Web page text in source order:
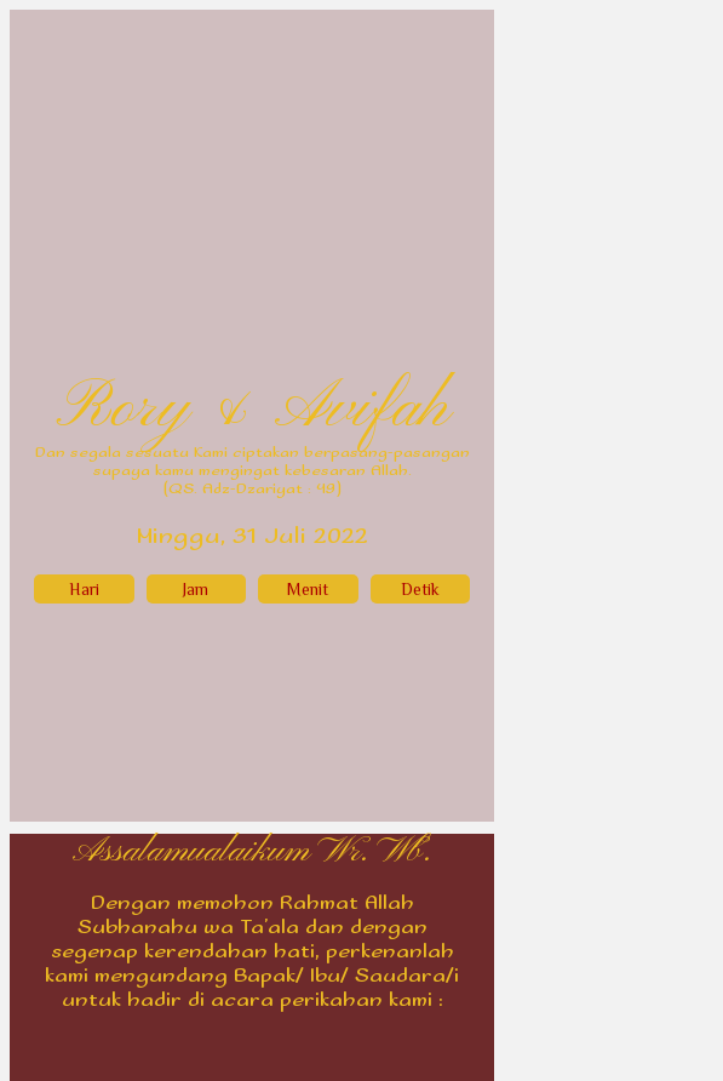
Rory & Avifah
Dan segala sesuatu Kami ciptakan berpasang-pasangan
supaya kamu mengingat kebesaran Allah.
(QS. Adz-Dzariyat : 49)
Minggu, 31 Juli 2022
Hari Jam Menit Detik
Assalamualaikum Wr. Wb.
Dengan memohon Rahmat Allah
Subhanahu wa Ta’ala dan dengan
segenap kerendahan hati, perkenanlah
kami mengundang Bapak/ Ibu/ Saudara/i
untuk hadir di acara perikahan kami :